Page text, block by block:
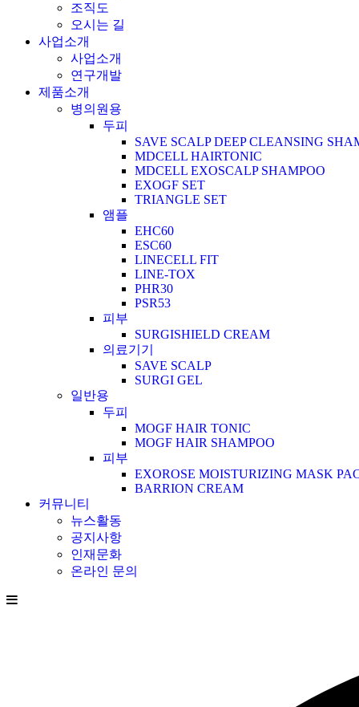
조직도
오시는 길
사업소개
사업소개
연구개발
제품소개
병의원용
두피
SAVE SCALP DEEP CLEANSING
MDCELL HAIRTONIC
MDCELL EXOSCALP SHAMPOO
EXOGF SET
TRIANGLE SET
앰플
EHC60
ESC60
LINECELL FIT
LINE-TOX
PHR30
PSR53
피부
SURGISHIELD CREAM
의료기기
SAVE SCALP
SURGI GEL
일반용
두피
MOGF HAIR TONIC
MOGF HAIR SHAMPOO
피부
EXOROSE MOISTURIZING MASK
BARRION CREAM
커뮤니티
뉴스활동
공지사항
인재문화
온라인 문의